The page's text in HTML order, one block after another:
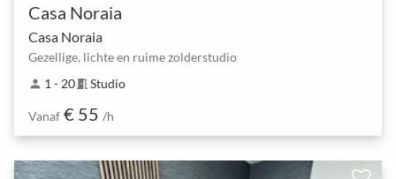
Casa Noraia
Casa Noraia
Gezellige, lichte en ruime zolderstudio
person 1 - 20meeting_room Studio
Vanaf € 55 /h